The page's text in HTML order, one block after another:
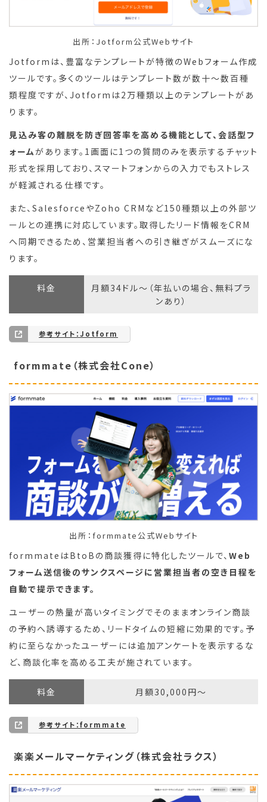
出所：Jotform公式Webサイト
Jotformは、豊富なテンプレートが特徴のWebフォーム作成
ツールです。多くのツールはテンプレート数が数十〜数百種
類程度ですが、Jotformは2万種類以上のテンプレートがあ
ります。
見込み客の離脱を防ぎ回答率を高める機能として、会話型フ
ォームがあります。1画面に1つの質問のみを表示するチャット
形式を採用しており、スマートフォンからの入力でもストレス
が軽減される仕様です。
また、SalesforceやZoho CRMなど150種類以上の外部ツ
ールとの連携に対応しています。取得したリード情報をCRM
へ同期できるため、営業担当者への引き継ぎがスムーズにな
ります。
料金
月額34ドル〜（年払いの場合、無料プラ
ンあり）
参考サイト：Jotform
formmate（株式会社Cone）
出所：formmate公式Webサイト
formmateはBtoBの商談獲得に特化したツールで、 Web
フォーム送信後のサンクスページに営業担当者の空き日程を
自動で提示できます。
ユーザーの熱量が高いタイミングでそのままオンライン商談
の予約へ誘導するため、リードタイムの短縮に効果的です。予
約に至らなかったユーザーには追加アンケートを表示するな
ど、商談化率を高める工夫が施されています。
料金 月額30,000円〜
参考サイト：formmate
楽楽メールマーケティング（株式会社ラクス）